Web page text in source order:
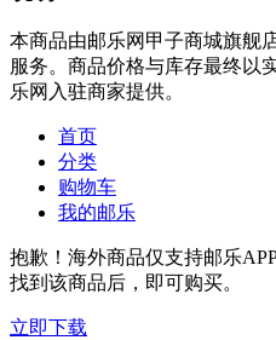
本商品由邮乐网甲子商城旗舰
服务。商品价格与库存最终以
乐网入驻商家提供。
首页
分类
购物车
我的邮乐
抱歉！海外商品仅支持邮乐
找到该商品后，即可购买。
立即下载